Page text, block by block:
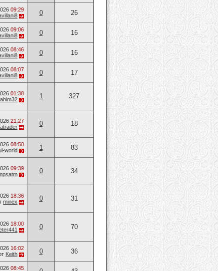
09:29
0 26
09:06
0 16
08:46
0 16
08:07
0 17
01:38
1 327
21:27
0 18
08:50
world 1 83
09:39
0 34
18:36
minex 0 31
18:00
0 70
16:02
Keith 0 36
08:45